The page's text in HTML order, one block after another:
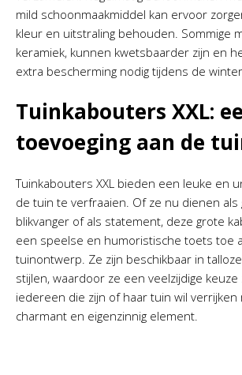
mild schoonmaakmiddel kan ervoor
kleur en uitstraling behouden. Sommige
keramiek, kunnen kwetsbaarder zijn en
extra bescherming nodig tijdens de
Tuinkabouters XXL:
toevoeging aan de
Tuinkabouters XXL bieden een leuke en
de tuin te verfraaien. Of ze nu dienen als
blikvanger of als statement, deze grote
een speelse en humoristische toets toe
tuinontwerp. Ze zijn beschikbaar in
stijlen, waardoor ze een veelzijdige keuze
iedereen die zijn of haar tuin wil verrijken
charmant en eigenzinnig element.